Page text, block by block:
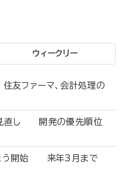
ウィークリー
友ファーマ、会計処理の
見直し 開発の優先順位
ょう開始 来年3月まで